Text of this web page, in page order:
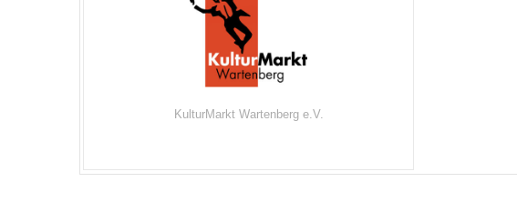
KulturMarkt Wartenberg e.V.